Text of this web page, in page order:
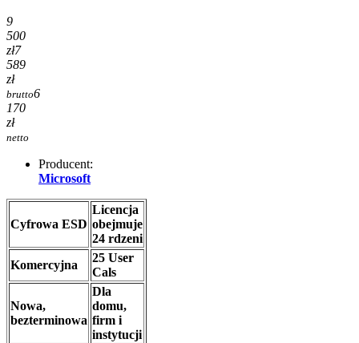
9
500
zł7
589
zł
brutto6
170
zł
netto
Producent:
Microsoft
Cyfrowa ESD
Licencja
obejmuje
24 rdzeni
Komercyjna
25 User
Cals
Nowa,
bezterminowa
Dla
domu,
firm i
instytucji